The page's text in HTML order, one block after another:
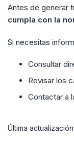
Antes de generar
cumpla con la
Si necesitas
Consultar
Revisar los
Contactar a
Última actualización: